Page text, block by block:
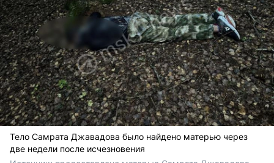
Тело Самрата Джавадова было найдено матерью через
две недели после исчезновения